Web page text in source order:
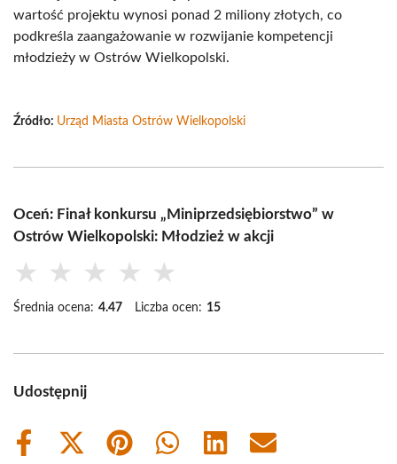
wartość projektu wynosi ponad 2 miliony złotych, co
podkreśla zaangażowanie w rozwijanie kompetencji
młodzieży w Ostrów Wielkopolski.
Źródło: Urząd Miasta Ostrów Wielkopolski
Oceń: Finał konkursu „Miniprzedsiębiorstwo” w
Ostrów Wielkopolski: Młodzież w akcji
★ ★ ★ ★ ★
Średnia ocena: 4.47 Liczba ocen: 15
Udostępnij
Share
Share
Share
Share
Share
Share